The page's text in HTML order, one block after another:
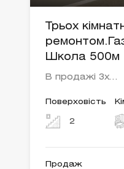
Трьох
Школа 500м
В продажі 3х…
Поверховість
2
Продаж